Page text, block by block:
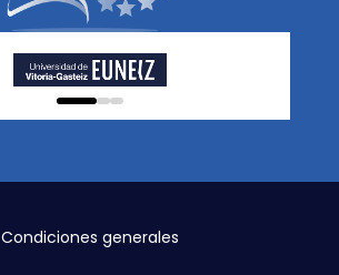
0 1 2
Condiciones generales